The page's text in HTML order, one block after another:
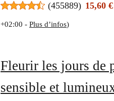
(455889) 15,60 €
+02:00 -Plus d’infos)
Fleurir les jours de
sensible et